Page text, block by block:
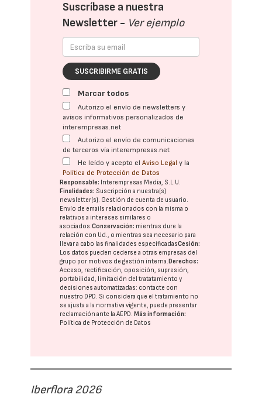
Suscríbase a nuestra
Newsletter - Ver ejemplo
SUSCRIBIRME GRATIS
Marcar todos
Autorizo el envío de newsletters y
avisos informativos personalizados de
interempresas.net
Autorizo el envío de comunicaciones
de terceros vía interempresas.net
He leído y acepto elAviso Legal y la
Política de Protección de Datos
Responsable: Interempresas Media, S.L.U.
Finalidades: Suscripción a nuestra(s)
newsletter(s). Gestión de cuenta de usuario.
Envío de emails relacionados con la misma o
relativos a intereses similares o
asociados.Conservación: mientras dure la
relación con Ud., o mientras sea necesario para
llevar a cabo las finalidades especificadasCesión:
Los datos pueden cederse a otras empresas del
grupo por motivos de gestión interna. Derechos:
Acceso, rectificación, oposición, supresión,
portabilidad, limitación del tratatamiento y
decisiones automatizadas: contacte con
nuestro DPD. Si considera que el tratamiento no
se ajusta a la normativa vigente, puede presentar
reclamación ante laAEPD. Más información:
Política de Protección de Datos
Iberflora 2026